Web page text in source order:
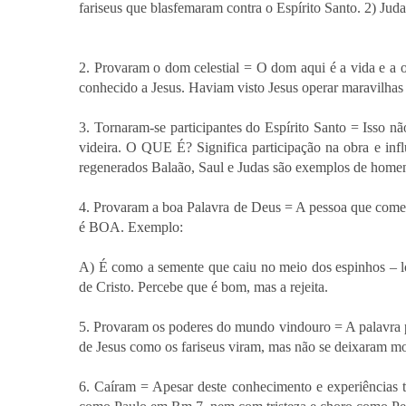
fariseus que blasfemaram contra o Espírito Santo. 2)
2. Provaram o dom celestial = O dom aqui é a vida e a
conhecido a Jesus. Haviam visto Jesus operar
3. Tornaram-se participantes do Espírito Santo = Isso
videira. O QUE É? Significa participação na obra e
regenerados Balaão, Saul e Judas são exemplos de
4. Provaram a boa Palavra de Deus = A pessoa que
é BOA. Exemplo:
A) É como a semente que caiu no meio dos espinhos –
de Cristo. Percebe que é bom, mas a rejeita.
5. Provaram os poderes do mundo vindouro = A palavra
de Jesus como os fariseus viram, mas não se deixaram
6. Caíram = Apesar deste conhecimento e